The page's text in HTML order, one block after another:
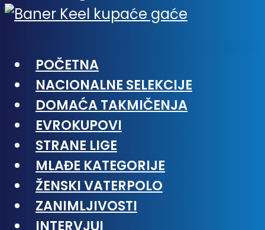
POČETNA
NACIONALNE SELEKCIJE
DOMAĆA TAKMIČENJA
EVROKUPOVI
STRANE LIGE
MLAĐE KATEGORIJE
ŽENSKI VATERPOLO
ZANIMLJIVOSTI
INTERVJUI